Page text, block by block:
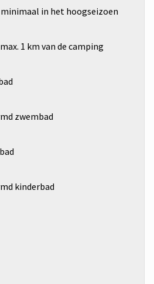
in het hoogseizoen
1 km van de camping
zwembad
kinderbad